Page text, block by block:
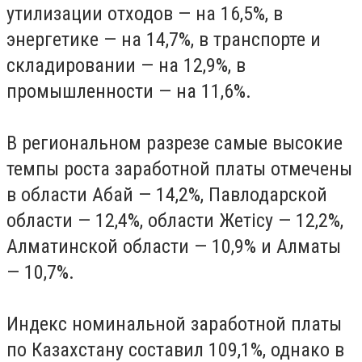
утилизации отходов — на 16,5%, в
энергетике — на 14,7%, в транспорте и
складировании — на 12,9%, в
промышленности — на 11,6%.
В региональном разрезе самые высокие
темпы роста заработной платы отмечены
в области Абай — 14,2%, Павлодарской
области — 12,4%, области Жетісу — 12,2%,
Алматинской области — 10,9% и Алматы
— 10,7%.
Индекс номинальной заработной платы
по Казахстану составил 109,1%, однако в